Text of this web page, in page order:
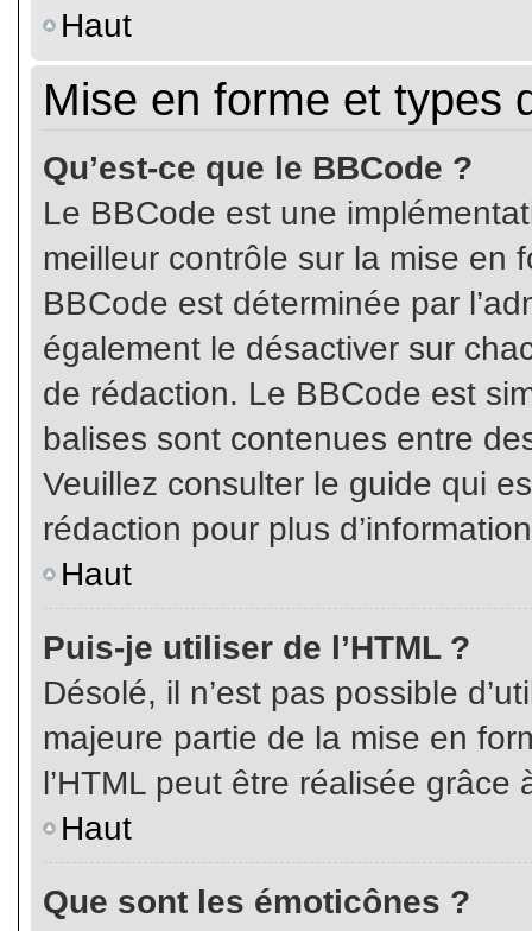
Haut
Mise en forme et types
Qu’est-ce que le BBCode ?
Le BBCode est une
meilleur contrôle sur la mise en
BBCode est déterminée par
également le désactiver sur
de rédaction. Le BBCode est
balises sont contenues entre
Veuillez consulter le guide qui
rédaction pour plus
Haut
Puis-je utiliser de l’HTML ?
Désolé, il n’est pas possible
majeure partie de la mise en
l’HTML peut être réalisée grâce
Haut
Que sont les émoticônes ?